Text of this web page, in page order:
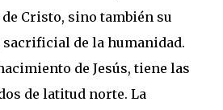
Cristo, sino también su
sacrificial de la humanidad.
de Jesús, tiene las
de latitud norte. La